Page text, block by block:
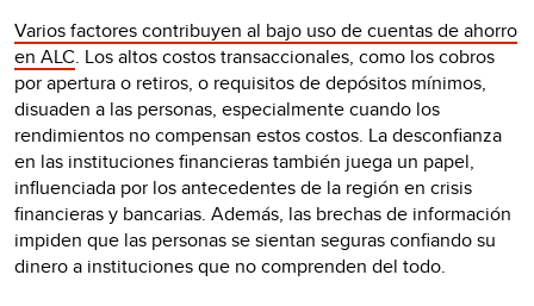
Varios factores contribuyen al bajo uso de cuentas de ahorro
en ALC. Los altos costos transaccionales, como los cobros
por apertura o retiros, o requisitos de depósitos mínimos,
disuaden a las personas, especialmente cuando los
rendimientos no compensan estos costos. La desconfianza
en las instituciones financieras también juega un papel,
influenciada por los antecedentes de la región en crisis
financieras y bancarias. Además, las brechas de información
impiden que las personas se sientan seguras confiando su
dinero a instituciones que no comprenden del todo.